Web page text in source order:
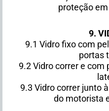
proteção
9.
9.1 Vidro fixo com
portas
9.2 Vidro correr e com
9.3 Vidro correr junto
do motorista